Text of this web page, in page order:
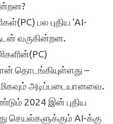
பல புதிய ‘AI-
வருகின்றன.
தொடங்கியுள்ளது –
அடிப்படையானவை.
2024 இன் புதிய
செயல்களுக்கும் AI-க்கு